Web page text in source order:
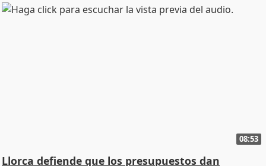
08:53
Llorca defiende que los presupuestos dan